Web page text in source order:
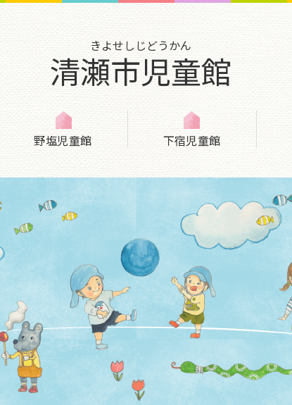
きよせしじどうかん
清瀬市児童館
野塩児童館 下宿児童館